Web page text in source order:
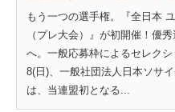
もう一つの選手権。『全日本
（プレ大会）』が初開催！優
へ。一般応募枠によるセレク
8(日)、一般社団法人日本ソサ
は、当連盟初となる...